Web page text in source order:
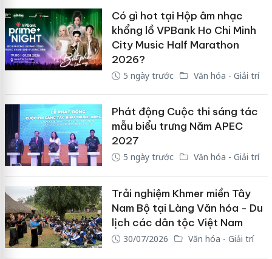
Có gì hot tại Hộp âm nhạc
khổng lồ VPBank Ho Chi Minh
City Music Half Marathon
2026?
5 ngày trước Văn hóa - Giải trí
Phát động Cuộc thi sáng tác
mẫu biểu trưng Năm APEC
2027
5 ngày trước Văn hóa - Giải trí
Trải nghiệm Khmer miền Tây
Nam Bộ tại Làng Văn hóa - Du
lịch các dân tộc Việt Nam
30/07/2026 Văn hóa - Giải trí